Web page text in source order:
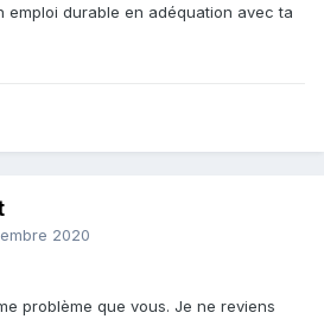
durable en adéquation avec ta
2020
problème que vous. Je ne reviens